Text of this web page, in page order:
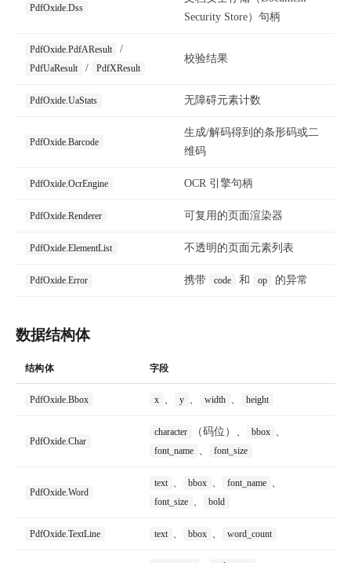
PdfOxide.Dss
Security Store）句柄
PdfOxide.PdfAResult /
PdfUaResult / PdfXResult
校验结果
PdfOxide.UaStats 无障碍元素计数
PdfOxide.Barcode
生成/解码得到的条形码或二
维码
PdfOxide.OcrEngine OCR 引擎句柄
PdfOxide.Renderer 可复用的页面渲染器
PdfOxide.ElementList 不透明的页面元素列表
PdfOxide.Error 携带 code 和 op 的异常
数据结构体
结构体 字段
PdfOxide.Bbox x 、 y 、 width 、 height
PdfOxide.Char
character （码位）、 bbox 、
font_name 、 font_size
PdfOxide.Word
text 、 bbox 、 font_name 、
font_size 、 bold
PdfOxide.TextLine text 、 bbox 、 word_count